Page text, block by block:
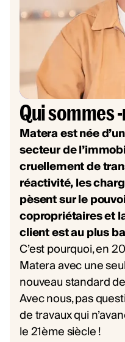
Qui sommes
Matera est née
secteur de
cruellement de
réactivité, les
pèsent sur le
copropriétaires et
client est au plus
C’est pourquoi, en
Matera avec une
nouveau standard
Avec nous, pas
de travaux qui
le 21ème siècle !